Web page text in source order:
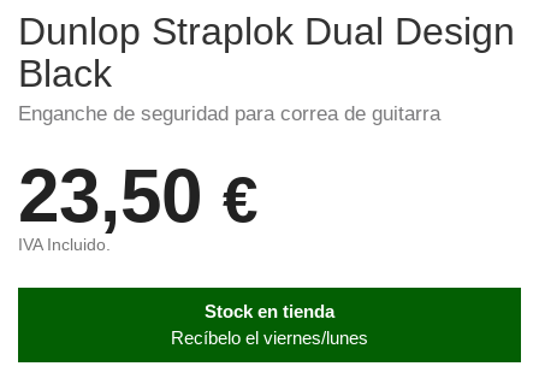
Dunlop Straplok Dual Design
Black
Enganche de seguridad para correa de guitarra
23,50 €
IVA Incluido.
Stock en tienda
Recíbelo el viernes/lunes